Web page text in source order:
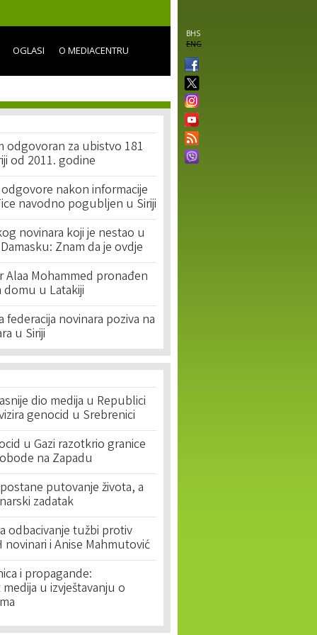
BHS
ENG
OGLASI O MEDIACENTRU
odgovoran za ubistvo 181
od 2011. godine
nakon informacije
navodno pogubljen u Siriji
novinara koji je nestao u
Znam da je ovdje
Alaa Mohammed pronađen
u Latakiji
novinara poziva na
u Siriji
dio medija u Republici
genocid u Srebrenici
u Gazi razotkrio granice
na Zapadu
putovanje života, a
zadatak
odbacivanje tužbi protiv
novinari i Anise Mahmutović
i propagande:
u izvještavanju o